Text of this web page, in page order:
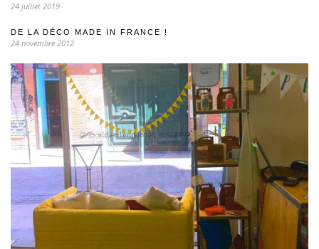
24 juillet 2019
DE LA DÉCO MADE IN FRANCE !
24 novembre 2012